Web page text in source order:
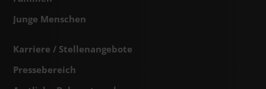
Junge Menschen
Karriere / Stellenangebote
Pressebereich